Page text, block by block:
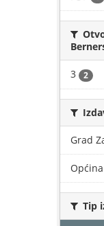
3 2
Grad
Tip